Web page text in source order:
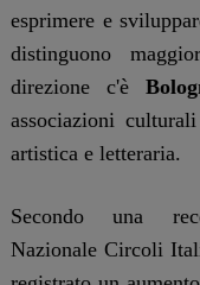
esprimere e
distinguono
direzione c'è
associazioni
artistica e letteraria.
Secondo una
Nazionale Circoli